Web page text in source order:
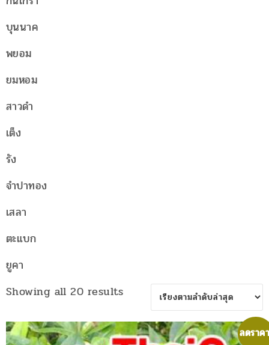
บุนนาค
พยอม
ยมหอม
สาวดำ
เต็ง
รัง
จำปาทอง
เสลา
ตะแบก
ยูคา
Showing all 20 resultsSorted
latest
ลดราค